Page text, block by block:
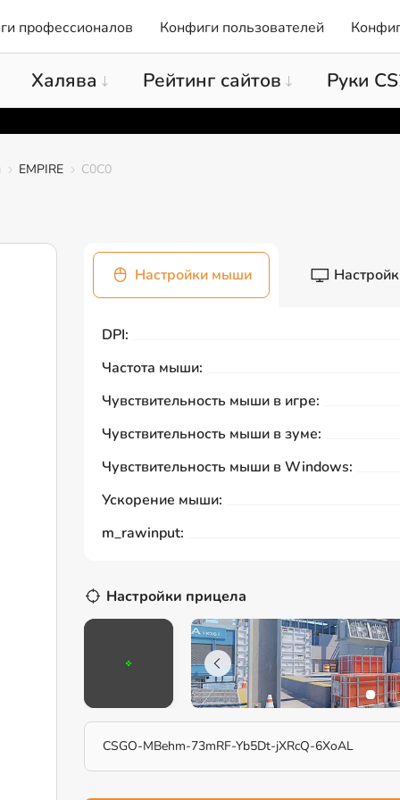
профессионалов Конфиги пользователей
Халява Рейтинг сайтов Руки
EMPIRE C0C0
Настройки мыши
DPI:
Частота мыши:
Чувствительность мыши в игре:
Чувствительность мыши в зуме:
Чувствительность мыши в Windows:
Ускорение мыши:
m_rawinput:
Настройки прицела
CSGO-MBehm-73mRF-Yb5Dt-jXRcQ-6XoAL